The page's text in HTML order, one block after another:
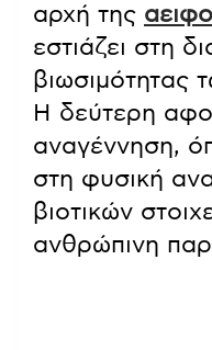
αρχή της
εστιάζει στη
βιωσιμότητας
Η δεύτερη
αναγέννηση,
στη φυσική
βιοτικών
ανθρώπινη